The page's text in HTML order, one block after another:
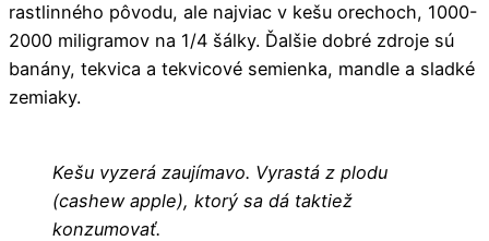
rastlinného pôvodu, ale najviac v kešu orechoch, 1000-
2000 miligramov na 1/4 šálky. Ďalšie dobré zdroje sú
banány, tekvica a tekvicové semienka, mandle a sladké
zemiaky.
Kešu vyzerá zaujímavo. Vyrastá z plodu
(cashew apple), ktorý sa dá taktiež
konzumovať.